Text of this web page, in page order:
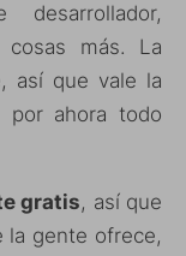
más. La
así que vale la
por ahora todo
gratis, así que
la gente ofrece,